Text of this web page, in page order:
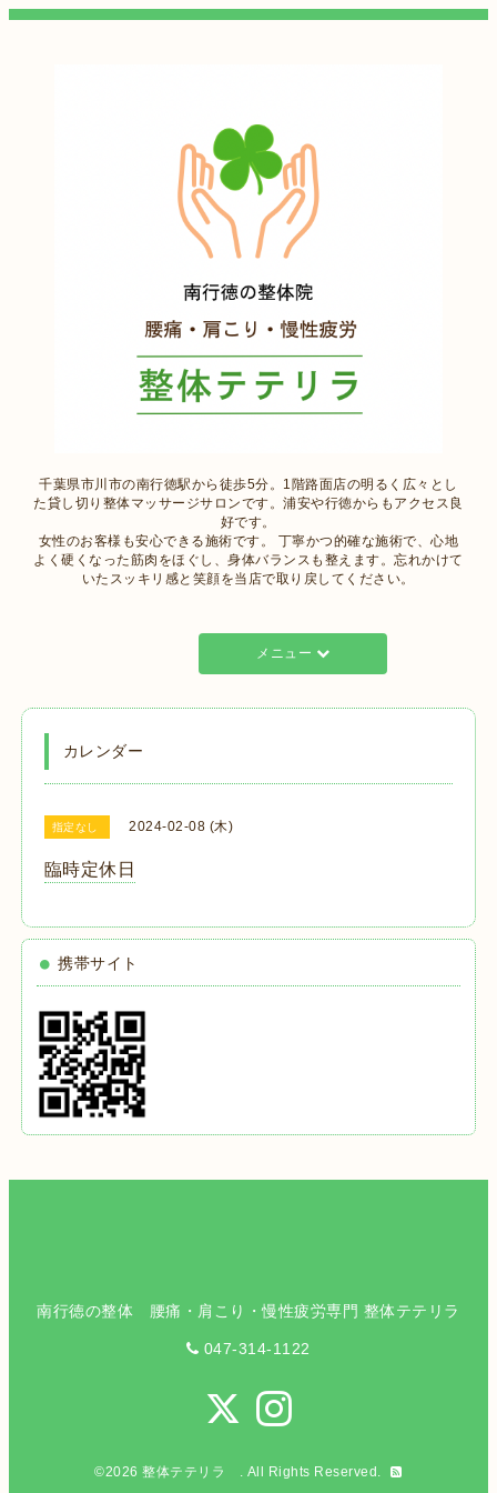
千葉県市川市の南行徳駅から徒歩5分。1階路面店の明るく広々とし
た貸し切り整体マッサージサロンです。浦安や行徳からもアクセス良
好です。
女性のお客様も安心できる施術です。 丁寧かつ的確な施術で、心地
よく硬くなった筋肉をほぐし、身体バランスも整えます。忘れかけて
いたスッキリ感と笑顔を当店で取り戻してください。
メニュー
カレンダー
指定なし 2024-02-08 (木)
臨時定休日
携帯サイト
南行徳の整体 腰痛・肩こり・慢性疲労専門 整体テテリラ
047-314-1122
©2026整体テテリラ . All Rights Reserved.